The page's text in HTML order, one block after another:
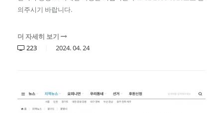
의주시기 바랍니다.
더 자세히 보기
223
2024.04.24